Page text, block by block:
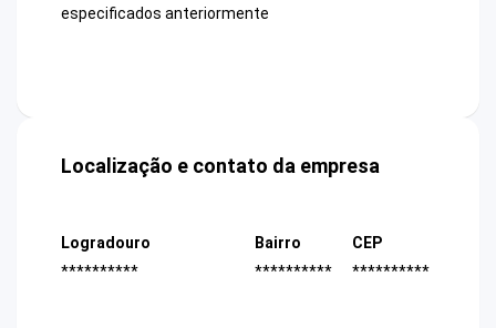
especificados anteriormente
Localização e contato da empresa
Logradouro
**********
Bairro
**********
CEP
**********